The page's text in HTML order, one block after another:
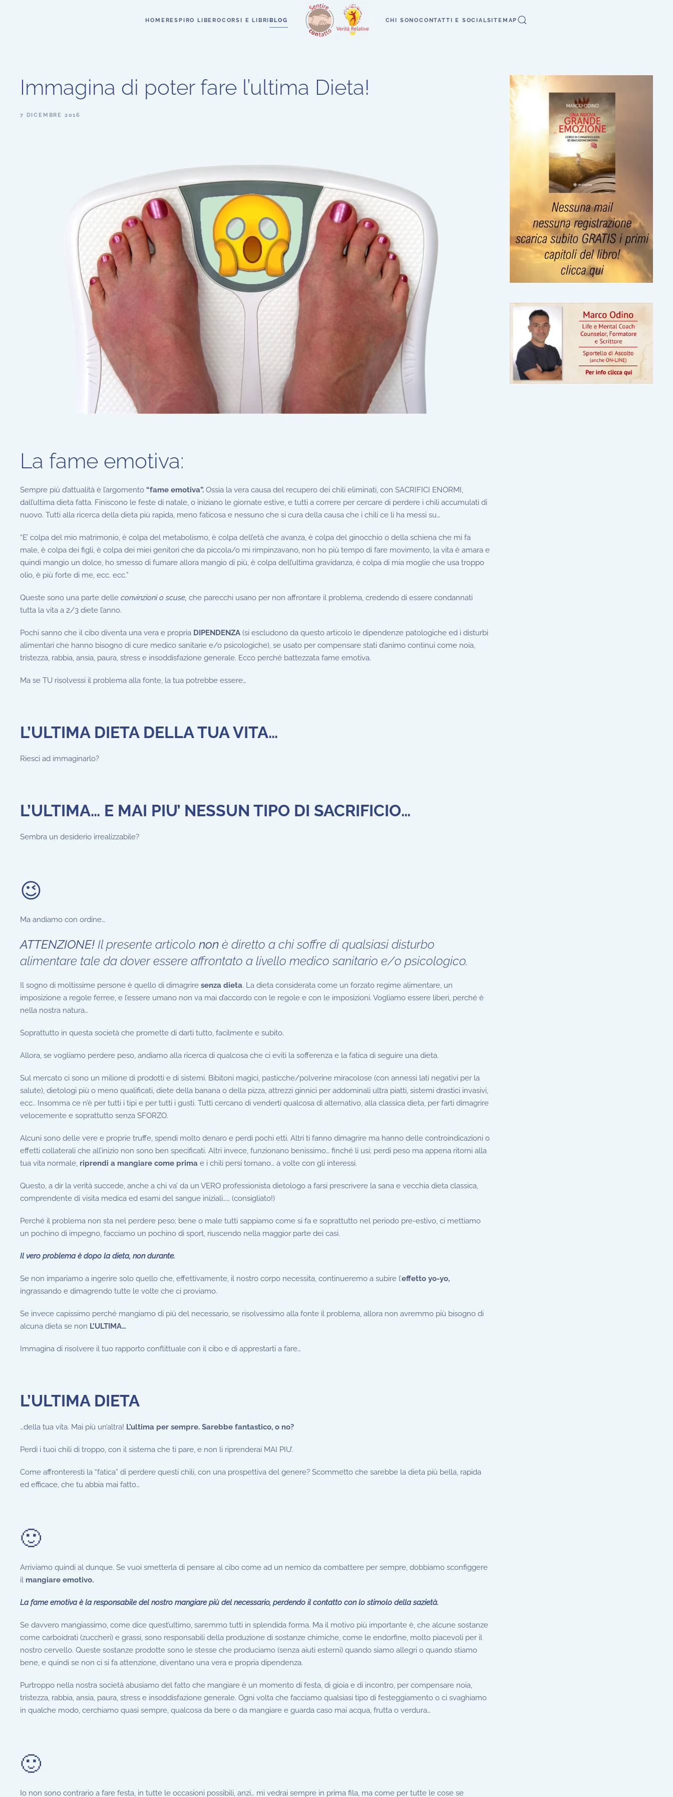
HOME RESPIRO LIBEROCORSI E LIBRIBLOG CHI SONOCONTATTI E SOCIALSITEMAP
Immagina di poter fare l’ultima Dieta!
7 DICEMBRE 2016
La fame emotiva:
Sempre più d’attualità è l’argomento “fame emotiva”. Ossia la vera causa del recupero dei chili eliminati, con SACRIFICI ENORMI,
dall’ultima dieta fatta. Finiscono le feste di natale, o iniziano le giornate estive, e tutti a correre per cercare di perdere i chili accumulati di
nuovo. Tutti alla ricerca della dieta più rapida, meno faticosa e nessuno che si cura della causa che i chili ce li ha messi su…
“E’ colpa del mio matrimonio, è colpa del metabolismo, è colpa dell’età che avanza, è colpa del ginocchio o della schiena che mi fa
male, è colpa dei figli, è colpa dei miei genitori che da piccola/o mi rimpinzavano, non ho più tempo di fare movimento, la vita è amara e
quindi mangio un dolce, ho smesso di fumare allora mangio di più, è colpa dell’ultima gravidanza, è colpa di mia moglie che usa troppo
olio, è più forte di me, ecc. ecc.”
Queste sono una parte delle convinzioni o scuse, che parecchi usano per non affrontare il problema, credendo di essere condannati
tutta la vita a 2/3 diete l’anno.
Pochi sanno che il cibo diventa una vera e propria DIPENDENZA (si escludono da questo articolo le dipendenze patologiche ed i disturbi
alimentari che hanno bisogno di cure medico sanitarie e/o psicologiche), se usato per compensare stati d’animo continui come noia,
tristezza, rabbia, ansia, paura, stress e insoddisfazione generale. Ecco perché battezzata fame emotiva.
Ma se TU risolvessi il problema alla fonte, la tua potrebbe essere…
L’ULTIMA DIETA DELLA TUA VITA…
Riesci ad immaginarlo?
L’ULTIMA… E MAI PIU’ NESSUN TIPO DI SACRIFICIO…
Sembra un desiderio irrealizzabile?
😉
Ma andiamo con ordine…
ATTENZIONE! Il presente articolo non è diretto a chi soffre di qualsiasi disturbo
alimentare tale da dover essere affrontato a livello medico sanitario e/o psicologico.
Il sogno di moltissime persone è quello di dimagrire senza dieta. La dieta considerata come un forzato regime alimentare, un
imposizione a regole ferree, e l’essere umano non va mai d’accordo con le regole e con le imposizioni. Vogliamo essere liberi, perché è
nella nostra natura…
Soprattutto in questa società che promette di darti tutto, facilmente e subito.
Allora, se vogliamo perdere peso, andiamo alla ricerca di qualcosa che ci eviti la sofferenza e la fatica di seguire una dieta.
Sul mercato ci sono un milione di prodotti e di sistemi. Bibitoni magici, pasticche/polverine miracolose (con annessi lati negativi per la
salute), dietologi più o meno qualificati, diete della banana o della pizza, attrezzi ginnici per addominali ultra piatti, sistemi drastici invasivi,
ecc.. Insomma ce n’è per tutti i tipi e per tutti i gusti. Tutti cercano di venderti qualcosa di alternativo, alla classica dieta, per farti dimagrire
velocemente e soprattutto senza SFORZO.
Alcuni sono delle vere e proprie truffe, spendi molto denaro e perdi pochi etti. Altri ti fanno dimagrire ma hanno delle controindicazioni o
effetti collaterali che all’inizio non sono ben specificati. Altri invece, funzionano benissimo… finché li usi; perdi peso ma appena ritorni alla
tua vita normale, riprendi a mangiare come prima e i chili persi tornano… a volte con gli interessi.
Questo, a dir la verità succede, anche a chi va’ da un VERO professionista dietologo a farsi prescrivere la sana e vecchia dieta classica,
comprendente di visita medica ed esami del sangue iniziali…… (consigliato!)
Perché il problema non sta nel perdere peso; bene o male tutti sappiamo come si fa e soprattutto nel periodo pre-estivo, ci mettiamo
un pochino di impegno, facciamo un pochino di sport, riuscendo nella maggior parte dei casi.
Il vero problema è dopo la dieta, non durante.
Se non impariamo a ingerire solo quello che, effettivamente, il nostro corpo necessita, continueremo a subire l’effetto yo-yo,
ingrassando e dimagrendo tutte le volte che ci proviamo.
Se invece capissimo perché mangiamo di più del necessario, se risolvessimo alla fonte il problema, allora non avremmo più bisogno di
alcuna dieta se non L’ULTIMA…
Immagina di risolvere il tuo rapporto conflittuale con il cibo e di apprestarti a fare…
L’ULTIMA DIETA
…della tua vita. Mai più un’altra! L’ultima per sempre. Sarebbe fantastico, o no?
Perdi i tuoi chili di troppo, con il sistema che ti pare, e non li riprenderai MAI PIU’.
Come affronteresti la “fatica” di perdere questi chili, con una prospettiva del genere? Scommetto che sarebbe la dieta più bella, rapida
ed efficace, che tu abbia mai fatto…
🙂
Arriviamo quindi al dunque. Se vuoi smetterla di pensare al cibo come ad un nemico da combattere per sempre, dobbiamo sconfiggere
il mangiare emotivo.
La fame emotiva è la responsabile del nostro mangiare più del necessario, perdendo il contatto con lo stimolo della sazietà.
Se davvero mangiassimo, come dice quest’ultimo, saremmo tutti in splendida forma. Ma il motivo più importante è, che alcune sostanze
come carboidrati (zuccheri) e grassi, sono responsabili della produzione di sostanze chimiche, come le endorfine, molto piacevoli per il
nostro cervello. Queste sostanze prodotte sono le stesse che produciamo (senza aiuti esterni) quando siamo allegri o quando stiamo
bene, e quindi se non ci si fa attenzione, diventano una vera e propria dipendenza.
Purtroppo nella nostra società abusiamo del fatto che mangiare è un momento di festa, di gioia e di incontro, per compensare noia,
tristezza, rabbia, ansia, paura, stress e insoddisfazione generale. Ogni volta che facciamo qualsiasi tipo di festeggiamento o ci svaghiamo
in qualche modo, cerchiamo quasi sempre, qualcosa da bere o da mangiare e guarda caso mai acqua, frutta o verdura…
🙂
Io non sono contrario a fare festa, in tutte le occasioni possibili, anzi… mi vedrai sempre in prima fila, ma come per tutte le cose se